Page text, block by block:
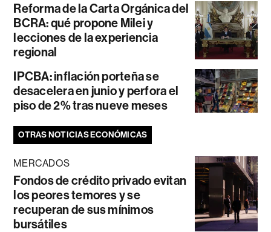
Reforma de la Carta Orgánica del
BCRA: qué propone Milei y
lecciones de la experiencia
regional
IPCBA: inflación porteña se
desacelera en junio y perfora el
piso de 2% tras nueve meses
OTRAS NOTICIAS ECONÓMICAS
MERCADOS
Fondos de crédito privado evitan
los peores temores y se
recuperan de sus mínimos
bursátiles